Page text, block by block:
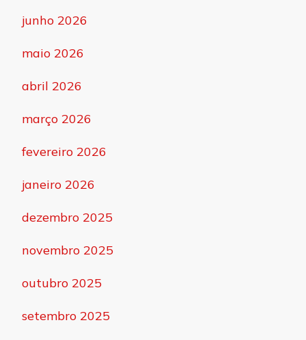
junho 2026
maio 2026
abril 2026
março 2026
fevereiro 2026
janeiro 2026
dezembro 2025
novembro 2025
outubro 2025
setembro 2025